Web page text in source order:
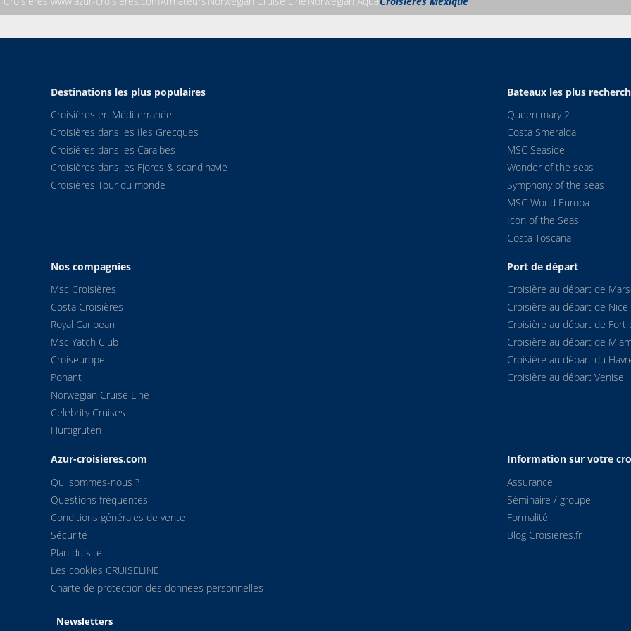
Destinations les plus populaires
Croisières en Méditerranée
Croisières dans les Iles Grecques
Croisières dans les Caraibes
Croisières dans les Fjords & scandinavie
Croisières Tour du monde
Bateaux les plus
Queen mary 2
Costa Smeralda
MSC Seaside
Wonder of the seas
Symphony of the seas
MSC World Europa
Icon of the Seas
Costa Toscana
Nos compagnies
Msc Croisières
Costa Croisières
Royal Caribean
Msc Yatch Club
Croiseurope
Ponant
Norwegian Cruise Line
Celebrity Cruises
Hurtigruten
Port de départ
Croisière au départ de
Croisière au départ de Nice
Croisière au départ de Fort
Croisière au départ de
Croisière au départ du
Croisière au départ Venise
Azur-croisieres.com
Qui sommes-nous ?
Questions fréquentes
Conditions générales de vente
Sécurité
Plan du site
Les cookies CRUISELINE
Charte de protection des donnees personnelles
Information sur votre
Assurance
Séminaire / groupe
Formalité
Blog Croisieres.fr
Newsletters